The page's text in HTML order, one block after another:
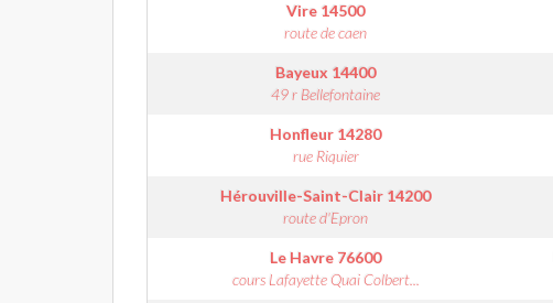
Vire 14500
route de caen
Bayeux 14400
49 r Bellefontaine
Honfleur 14280
rue Riquier
Hérouville-Saint-Clair 14200
route d'Epron
Le Havre 76600
cours Lafayette Quai Colbert...